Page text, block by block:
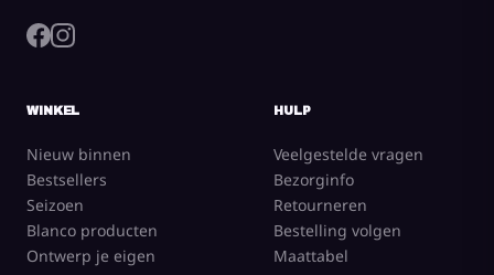
WINKEL
Nieuw binnen
Bestsellers
Seizoen
Blanco producten
Ontwerp je eigen
HULP
Veelgestelde vragen
Bezorginfo
Retourneren
Bestelling volgen
Maattabel